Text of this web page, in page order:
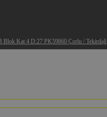
Blok Kat 4 D:27 PK59860 Çorlu / Tekirdağ